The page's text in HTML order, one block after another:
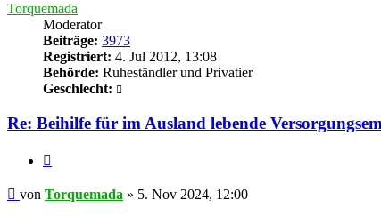
Torquemada
Moderator
Beiträge: 3973
Registriert: 4. Jul 2012, 13:08
Behörde: Ruheständler und Privatier
Geschlecht:
Re: Beihilfe für im Ausland lebende
Beitrag
von Torquemada » 5. Nov 2024, 12:00